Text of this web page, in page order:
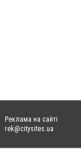
Реклама на сайті
rek@citysites.ua